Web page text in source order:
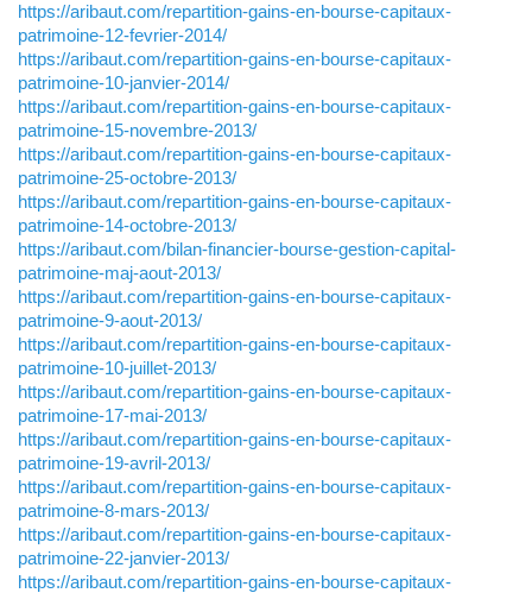
https://aribaut.com/repartition-gains-en-bourse-capitaux-
patrimoine-12-fevrier-2014/
https://aribaut.com/repartition-gains-en-bourse-capitaux-
patrimoine-10-janvier-2014/
https://aribaut.com/repartition-gains-en-bourse-capitaux-
patrimoine-15-novembre-2013/
https://aribaut.com/repartition-gains-en-bourse-capitaux-
patrimoine-25-octobre-2013/
https://aribaut.com/repartition-gains-en-bourse-capitaux-
patrimoine-14-octobre-2013/
https://aribaut.com/bilan-financier-bourse-gestion-capital-
patrimoine-maj-aout-2013/
https://aribaut.com/repartition-gains-en-bourse-capitaux-
patrimoine-9-aout-2013/
https://aribaut.com/repartition-gains-en-bourse-capitaux-
patrimoine-10-juillet-2013/
https://aribaut.com/repartition-gains-en-bourse-capitaux-
patrimoine-17-mai-2013/
https://aribaut.com/repartition-gains-en-bourse-capitaux-
patrimoine-19-avril-2013/
https://aribaut.com/repartition-gains-en-bourse-capitaux-
patrimoine-8-mars-2013/
https://aribaut.com/repartition-gains-en-bourse-capitaux-
patrimoine-22-janvier-2013/
https://aribaut.com/repartition-gains-en-bourse-capitaux-